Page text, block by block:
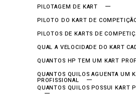
PILOTAGEM DE KART
PILOTO DO KART DE
PILOTOS DE KARTS DE
QUAL A VELOCIDADE DO KART
QUANTOS HP TEM UM KART
QUANTOS QUILOS AGUENTA UM
PROFISSIONAL
QUANTOS QUILOS POSSUI KART